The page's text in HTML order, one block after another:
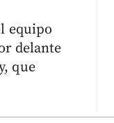
equipo
delante
que